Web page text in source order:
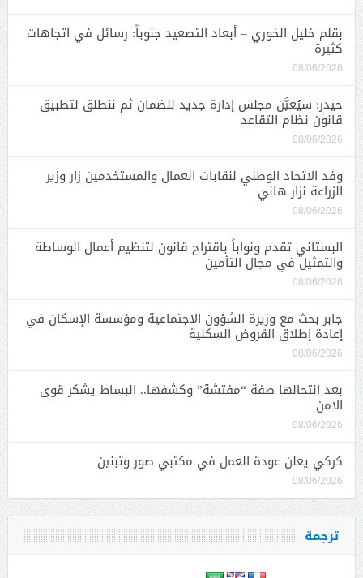
بقلم خليل الخوري – أبعاد التصعيد جنوباً: رسائل في اتجاهات
كثيرة
08/06/2026
حيدر: سيُعيَّن مجلس إدارة جديد للضمان ثم ننطلق لتطبيق
قانون نظام التقاعد
08/06/2026
وفد الاتحاد الوطني لنقابات العمال والمستخدمين زار وزير
الزراعة نزار هاني
08/06/2026
البستاني تقدم ونواباً باقتراح قانون لتنظيم أعمال الوساطة
والتمثيل في مجال التأمين
08/06/2026
جابر بحث مع وزيرة الشؤون الاجتماعية ومؤسسة الإسكان في
إعادة إطلاق القروض السكنية
08/06/2026
بعد انتحالها صفة “مفتشة” وكشفها.. البساط يشكر قوى
الامن
08/06/2026
كركي يعلن عودة العمل في مكتبي صور وتبنين
08/06/2026
ترجمة